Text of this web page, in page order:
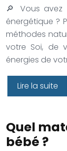
🔎 Vous avez
énergétique ?
méthodes
votre Soi, de
énergies de
Lire la suite
Quel
bébé ?